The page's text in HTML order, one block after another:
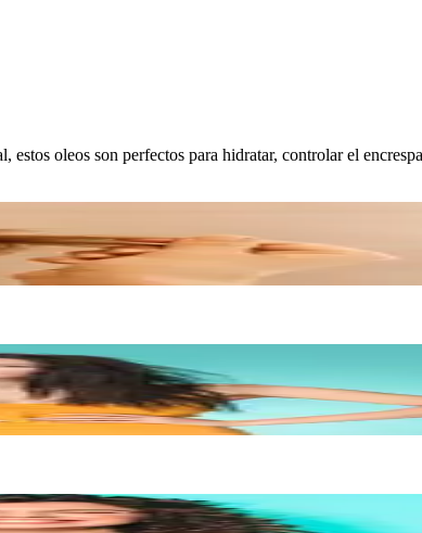
oleos son perfectos para hidratar, controlar el